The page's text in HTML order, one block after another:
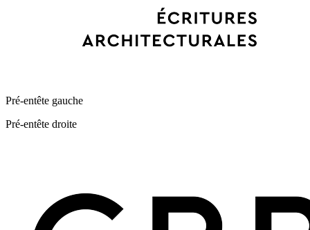
Pré-entête gauche
Pré-entête droite